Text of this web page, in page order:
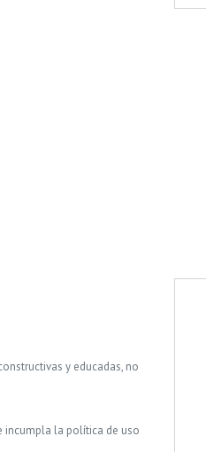
y educadas, no
incumpla la política de uso